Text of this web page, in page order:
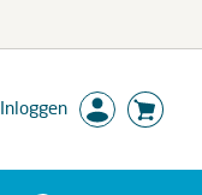
Inloggen